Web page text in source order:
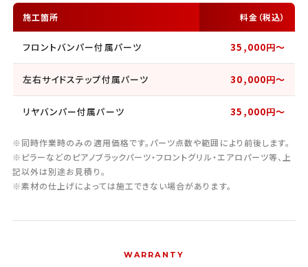
施工箇所 料金（税込）
フロントバンパー付属パーツ 35,000円〜
左右サイドステップ付属パーツ 30,000円〜
リヤバンパー付属パーツ 35,000円〜
※同時作業時のみの適用価格です。パーツ点数や範囲により前後します。
※ピラーなどのピアノブラックパーツ・フロントグリル・エアロパーツ等、上
記以外は別途お見積り。
※素材の仕上げによっては施工できない場合があります。
WARRANTY